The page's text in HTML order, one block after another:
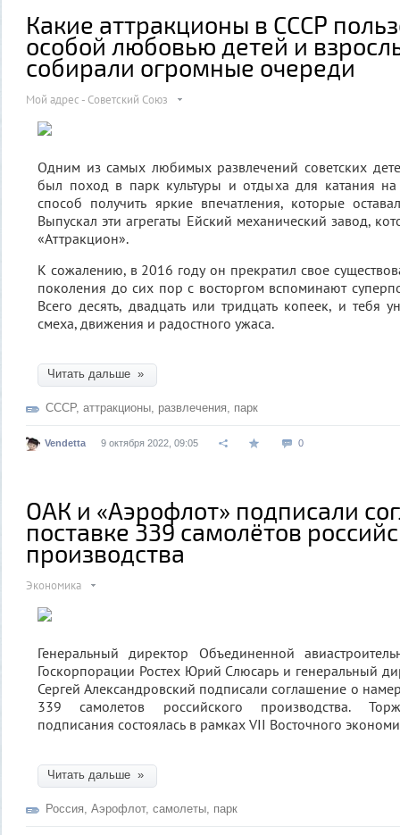
Какие аттракционы в СССР
особой любовью детей и
собирали огромные очереди
Мой адрес - Советский Союз
Одним из самых любимых развлечений советских
был поход в парк культуры и отдыха для катания на
способ получить яркие впечатления, которые
Выпускал эти агрегаты Ейский механический завод,
«Аттракцион».
К сожалению, в 2016 году он прекратил свое
поколения до сих пор с восторгом вспоминают
Всего десять, двадцать или тридцать копеек, и тебя
смеха, движения и радостного ужаса.
Читать дальше »
СССР, аттракционы развлечения парк
Vendetta 9 октября 2022, 09:05 0
ОАК и «Аэрофлот» подписали
поставке 339 самолётов
производства
Экономика
Генеральный директор Объединенной
Госкорпорации Ростех Юрий Слюсарь и генеральный
Сергей Александровский подписали соглашение о
339 самолетов российского производства.
подписания состоялась в рамках VII Восточного
Читать дальше »
Россия Аэрофлот, самолеты парк